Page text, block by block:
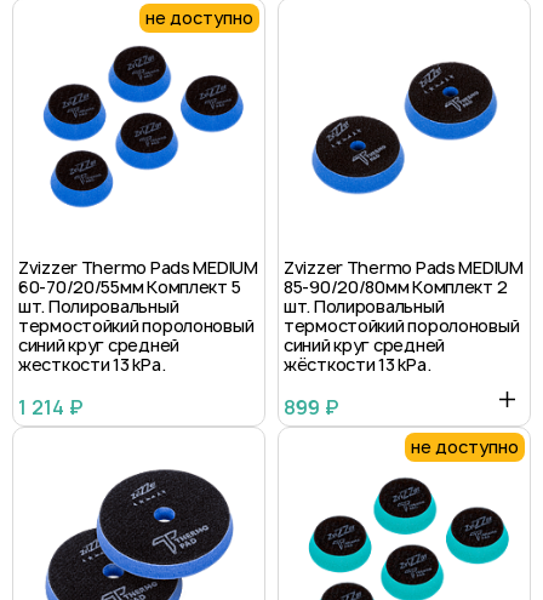
не доступно
Zvizzer Thermo Pads MEDIUM
60-70/20/55мм Комплект 5
шт. Полировальный
термостойкий поролоновый
синий круг средней
жесткости 13 kPa.
1 214 ₽
Zvizzer Thermo Pads MEDIUM
85-90/20/80мм Комплект 2
шт. Полировальный
термостойкий поролоновый
синий круг средней
жёсткости 13 kPa.
899 ₽
не доступно